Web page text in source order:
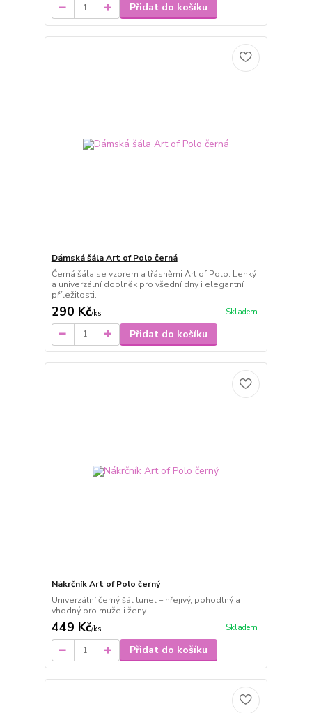
Přidat do košíku
Dámská šála Art of Polo černá
Černá šála se vzorem a třásněmi Art of Polo. Lehký
a univerzální doplněk pro všední dny i elegantní
příležitosti.
290 Kč/ks Skladem
Přidat do košíku
Nákrčník Art of Polo černý
Univerzální černý šál tunel – hřejivý, pohodlný a
vhodný pro muže i ženy.
449 Kč/ks Skladem
Přidat do košíku